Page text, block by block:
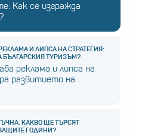
Как се изгражда
И ЛИПСА НА СТРАТЕГИЯ:
БЪЛГАРСКИЯ ТУРИЗЪМ?
реклама и липса на
развитието на
КАКВО ЩЕ ТЪРСЯТ
ГОДИНИ?